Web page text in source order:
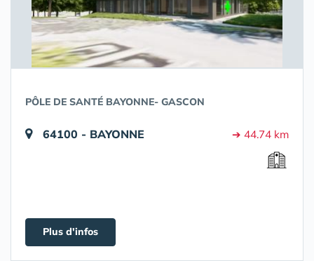
PÔLE DE SANTÉ BAYONNE- GASCON
64100 - BAYONNE ➔ 44.74 km
Plus d'infos